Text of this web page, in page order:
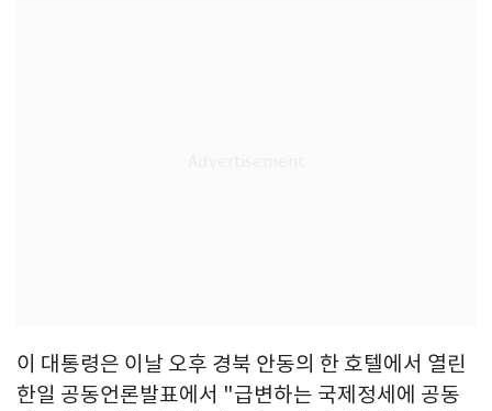
이 대통령은 이날 오후 경북 안동의 한 호텔에서 열린
한일 공동언론발표에서 "급변하는 국제정세에 공동